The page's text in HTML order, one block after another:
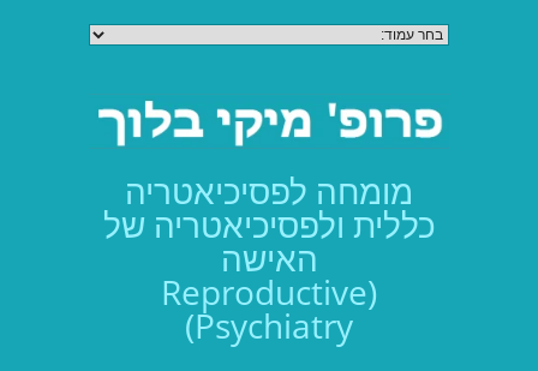
מומחה לפסיכיאטריה
כללית ולפסיכיאטריה של
האישה
(Reproductive
Psychiatry)